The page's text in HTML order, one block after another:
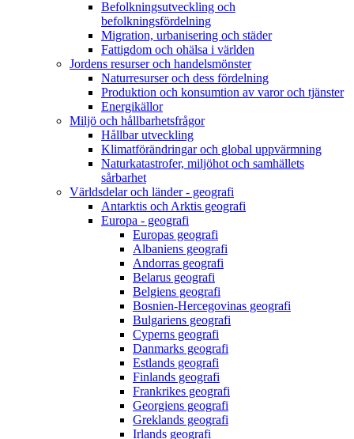
Befolkningsutveckling och
befolkningsfördelning
Migration, urbanisering och städer
Fattigdom och ohälsa i världen
Jordens resurser och handelsmönster
Naturresurser och dess fördelning
Produktion och konsumtion av varor och tjänster
Energikällor
Miljö och hållbarhetsfrågor
Hållbar utveckling
Klimatförändringar och global uppvärmning
Naturkatastrofer, miljöhot och samhällets
sårbarhet
Världsdelar och länder - geografi
Antarktis och Arktis geografi
Europa - geografi
Europas geografi
Albaniens geografi
Andorras geografi
Belarus geografi
Belgiens geografi
Bosnien-Hercegovinas geografi
Bulgariens geografi
Cyperns geografi
Danmarks geografi
Estlands geografi
Finlands geografi
Frankrikes geografi
Georgiens geografi
Greklands geografi
Irlands geografi